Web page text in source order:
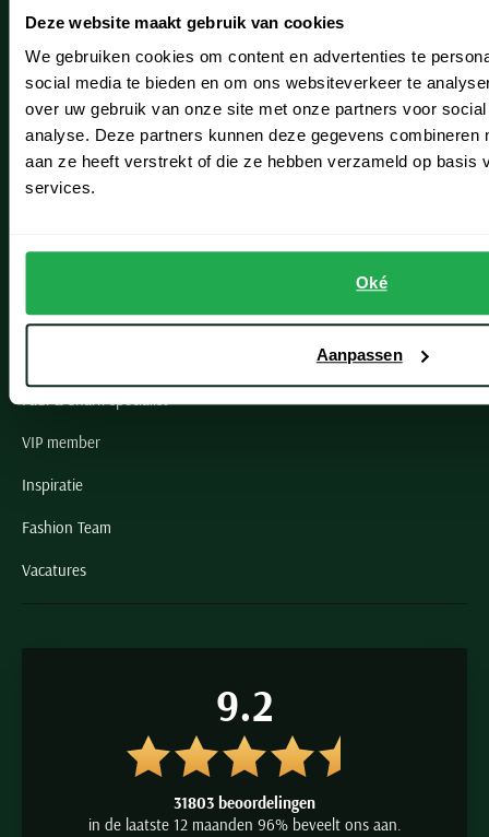
Deze website maakt gebruik van cookies
We gebruiken cookies om content en advertenties te
social media te bieden en om ons websiteverkeer te
over uw gebruik van onze site met onze partners voor
analyse. Deze partners kunnen deze gegevens combineren
aan ze heeft verstrekt of die ze hebben verzameld op basis
services.
Oké
Aanpassen
Hillegom
Leiderdorp
Lisse
Noordwijk
Openingstijden winkels
Schulte Herenmode
Paul & Shark specialist
VIP member
Inspiratie
Fashion Team
Vacatures
9.2
31803 beoordelingen
in de laatste 12 maanden 96% beveelt ons aan.